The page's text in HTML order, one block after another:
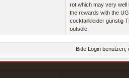
rot which may very well
the rewards with the
cocktailkleider günstig
outsole
Bitte Login